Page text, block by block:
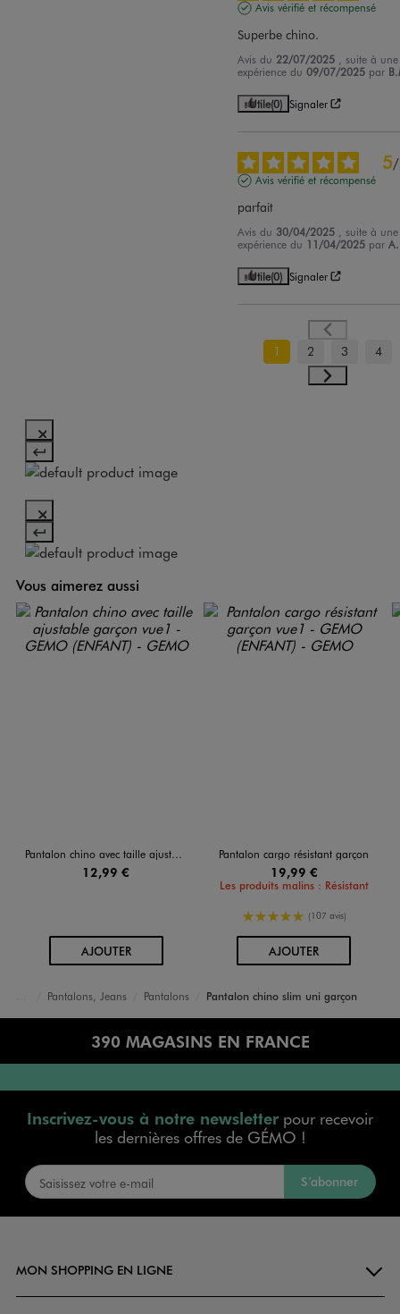
Avis vérifié et récompensé
Superbe chino.
Avis du 22/07/2025
, suite à une
expérience du09/07/2025 par
Utile(0) Signaler
5/
Avis vérifié et récompensé
parfait
Avis du 30/04/2025
, suite à une
expérience du 11/04/2025 par
Utile(0) Signaler
1 2 3 4
Vous aimerez aussi
Pantalon chino avec taille ajustable garçon
12,99 €
AJOUTERAU PANIER
Pantalon cargo résistant garçon
19,99 €
Les produits malins : Résistant
5/5 de moyenne
(107 avis)
AJOUTERAU PANIER
GarçonPantalons, Jeans Pantalons Pantalon chino slim uni garçon
390 MAGASINS EN FRANCE
Inscrivez-vous à notre newsletterpour recevoir
les dernières offres de GÉMO !
S’abonner
MON SHOPPING EN LIGNE